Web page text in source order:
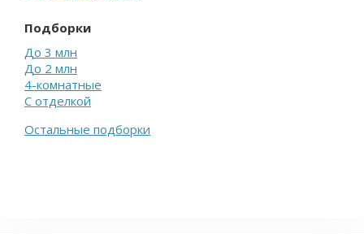
Подборки
До 3 млн
До 2 млн
4-комнатные
С отделкой
Остальные подборки